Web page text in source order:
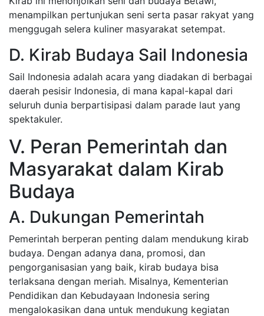
menampilkan pertunjukan seni serta pasar rakyat yang
menggugah selera kuliner masyarakat setempat.
D. Kirab Budaya Sail Indonesia
Sail Indonesia adalah acara yang diadakan di berbagai
daerah pesisir Indonesia, di mana kapal-kapal dari
seluruh dunia berpartisipasi dalam parade laut yang
spektakuler.
V. Peran Pemerintah dan
Masyarakat dalam Kirab
Budaya
A. Dukungan Pemerintah
Pemerintah berperan penting dalam mendukung kirab
budaya. Dengan adanya dana, promosi, dan
pengorganisasian yang baik, kirab budaya bisa
terlaksana dengan meriah. Misalnya, Kementerian
Pendidikan dan Kebudayaan Indonesia sering
mengalokasikan dana untuk mendukung kegiatan